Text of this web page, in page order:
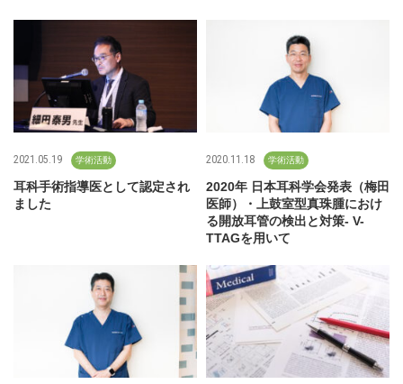
2021.05.19 学術活動
耳科手術指導医として認定され
ました
2020.11.18 学術活動
2020年 日本耳科学会発表（梅田
医師）・上鼓室型真珠腫におけ
る開放耳管の検出と対策- V-
TTAGを用いて